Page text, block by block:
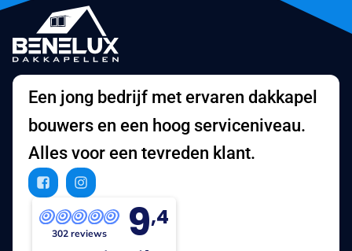
Een jong bedrijf met ervaren dakkapel
bouwers en een hoog serviceniveau.
Alles voor een tevreden klant.
302 reviews 9,4